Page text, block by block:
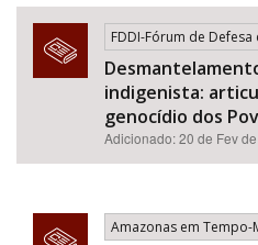
FDDI-Fórum de
indigenista:
genocídio dos
Adicionado: 20 de Fev
Amazonas em Tempo-